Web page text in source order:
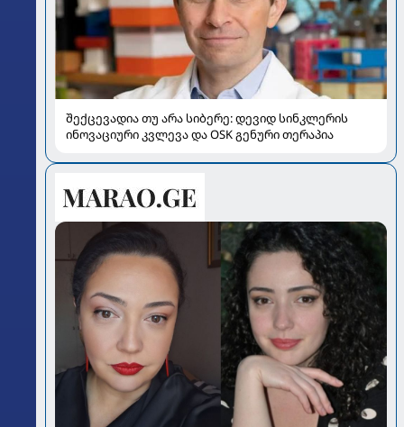
შექცევადია თუ არა სიბერე: დევიდ სინკლერის
ინოვაციური კვლევა და OSK გენური თერაპია